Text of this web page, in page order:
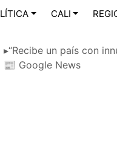
CALI
▸“Recibe un país con
📰 Google News